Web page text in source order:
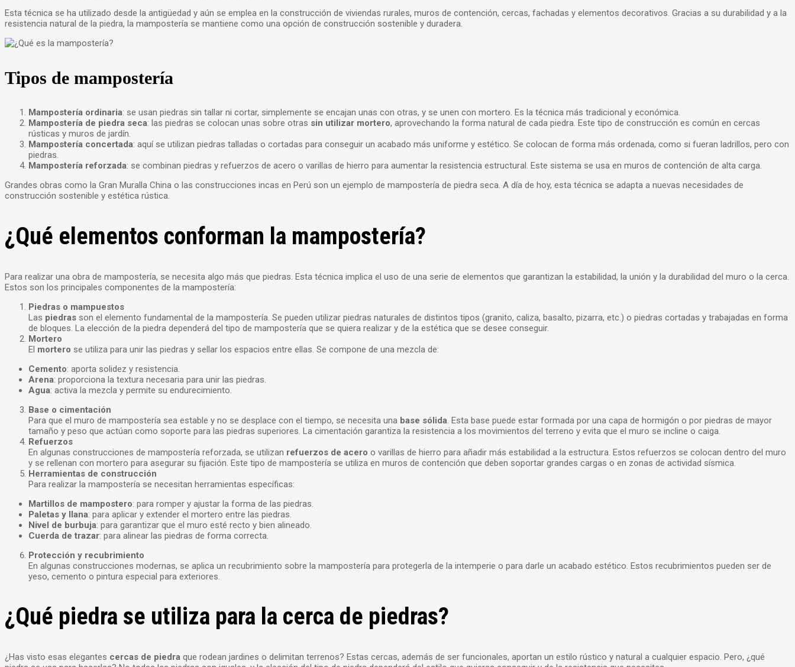
Esta técnica se ha utilizado desde la antigüedad y aún se emplea en la construcción de viviendas rurales, muros de contención, cercas, fachadas y elementos decorativos. Gracias a su durabilidad y a la
resistencia natural de la piedra, la mampostería se mantiene como una opción de construcción sostenible y duradera.
Tipos de mampostería
Mampostería ordinaria: se usan piedras sin tallar ni cortar, simplemente se encajan unas con otras, y se unen con mortero. Es la técnica más tradicional y económica.
Mampostería de piedra seca: las piedras se colocan unas sobre otras sin utilizar mortero, aprovechando la forma natural de cada piedra. Este tipo de construcción es común en cercas
rústicas y muros de jardín.
Mampostería concertada: aquí se utilizan piedras talladas o cortadas para conseguir un acabado más uniforme y estético. Se colocan de forma más ordenada, como si fueran ladrillos, pero con
piedras.
Mampostería reforzada: se combinan piedras y refuerzos de acero o varillas de hierro para aumentar la resistencia estructural. Este sistema se usa en muros de contención de alta carga.
Grandes obras como la Gran Muralla China o las construcciones incas en Perú son un ejemplo de mampostería de piedra seca. A día de hoy, esta técnica se adapta a nuevas necesidades de
construcción sostenible y estética rústica.
¿Qué elementos conforman la mampostería?
Para realizar una obra de mampostería, se necesita algo más que piedras. Esta técnica implica el uso de una serie de elementos que garantizan la estabilidad, la unión y la durabilidad del muro o la cerca.
Estos son los principales componentes de la mampostería:
Piedras o mampuestos
Las piedras son el elemento fundamental de la mampostería. Se pueden utilizar piedras naturales de distintos tipos (granito, caliza, basalto, pizarra, etc.) o piedras cortadas y trabajadas en forma
de bloques. La elección de la piedra dependerá del tipo de mampostería que se quiera realizar y de la estética que se desee conseguir.
Mortero
El mortero se utiliza para unir las piedras y sellar los espacios entre ellas. Se compone de una mezcla de:
Cemento: aporta solidez y resistencia.
Arena: proporciona la textura necesaria para unir las piedras.
Agua: activa la mezcla y permite su endurecimiento.
Base o cimentación
Para que el muro de mampostería sea estable y no se desplace con el tiempo, se necesita una base sólida. Esta base puede estar formada por una capa de hormigón o por piedras de mayor
tamaño y peso que actúan como soporte para las piedras superiores. La cimentación garantiza la resistencia a los movimientos del terreno y evita que el muro se incline o caiga.
Refuerzos
En algunas construcciones de mampostería reforzada, se utilizan refuerzos de acero o varillas de hierro para añadir más estabilidad a la estructura. Estos refuerzos se colocan dentro del muro
y se rellenan con mortero para asegurar su fijación. Este tipo de mampostería se utiliza en muros de contención que deben soportar grandes cargas o en zonas de actividad sísmica.
Herramientas de construcción
Para realizar la mampostería se necesitan herramientas específicas:
Martillos de mampostero: para romper y ajustar la forma de las piedras.
Paletas y llana: para aplicar y extender el mortero entre las piedras.
Nivel de burbuja: para garantizar que el muro esté recto y bien alineado.
Cuerda de trazar: para alinear las piedras de forma correcta.
Protección y recubrimiento
En algunas construcciones modernas, se aplica un recubrimiento sobre la mampostería para protegerla de la intemperie o para darle un acabado estético. Estos recubrimientos pueden ser de
yeso, cemento o pintura especial para exteriores.
¿Qué piedra se utiliza para la cerca de piedras?
¿Has visto esas elegantes cercas de piedra que rodean jardines o delimitan terrenos? Estas cercas, además de ser funcionales, aportan un estilo rústico y natural a cualquier espacio. Pero, ¿qué